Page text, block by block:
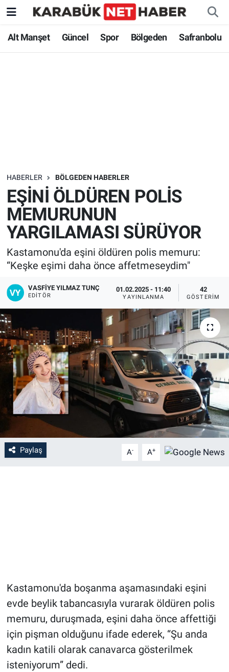
Alt Manşet Güncel Spor Bölgeden Safranbolu
HABERLER BÖLGEDEN HABERLER
EŞİNİ ÖLDÜREN POLİS
MEMURUNUN
YARGILAMASI SÜRÜYOR
Kastamonu'da eşini öldüren polis memuru:
“Keşke eşimi daha önce affetmeseydim"
VASFIYE YILMAZ TUNÇ
EDITÖR
01.02.2025 - 11:40
YAYINLANMA
42
GÖSTERIM
Paylaş A- A+
Kastamonu'da boşanma aşamasındaki eşini
evde beylik tabancasıyla vurarak öldüren polis
memuru, duruşmada, eşini daha önce affettiği
için pişman olduğunu ifade ederek, “Şu anda
kadın katili olarak canavarca gösterilmek
isteniyorum” dedi.